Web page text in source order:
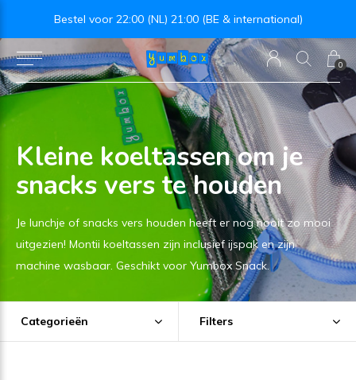
0
Bestel voor 22:00 (NL) 21:00 (BE & international)
Kleine koeltassen om je
snacks vers te houden
Je lunchje of snacks vers houden heeft er nog nooit zo mooi
uitgezien! Montii koeltassen zijn inclusief ijspak en zijn
machine wasbaar. Geschikt voor Yumbox Snack.
Categorieën Filters